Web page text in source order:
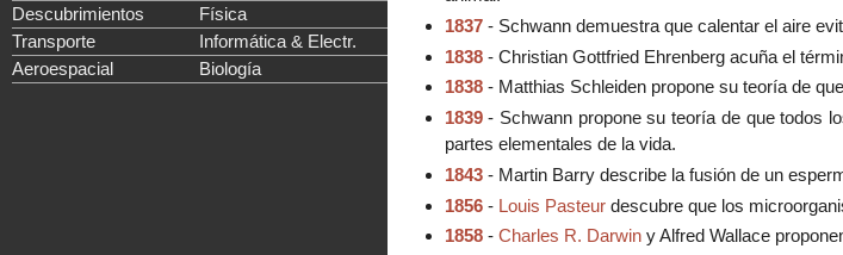
1837- Schwann demuestra que calentar el aire
1838- Christian Gottfried Ehrenberg acuña el
1838- Matthias Schleiden propone su teoría de
1839- Schwann propone su teoría de que todos
partes elementales de la vida.
1843- Martin Barry describe la fusión de un
1856- Louis Pasteurdescubre que los
1858- Charles R. Darwiny Alfred Wallace
Descubrimientos
Física
Transporte
Informática & Electr.
Aeroespacial
Biología